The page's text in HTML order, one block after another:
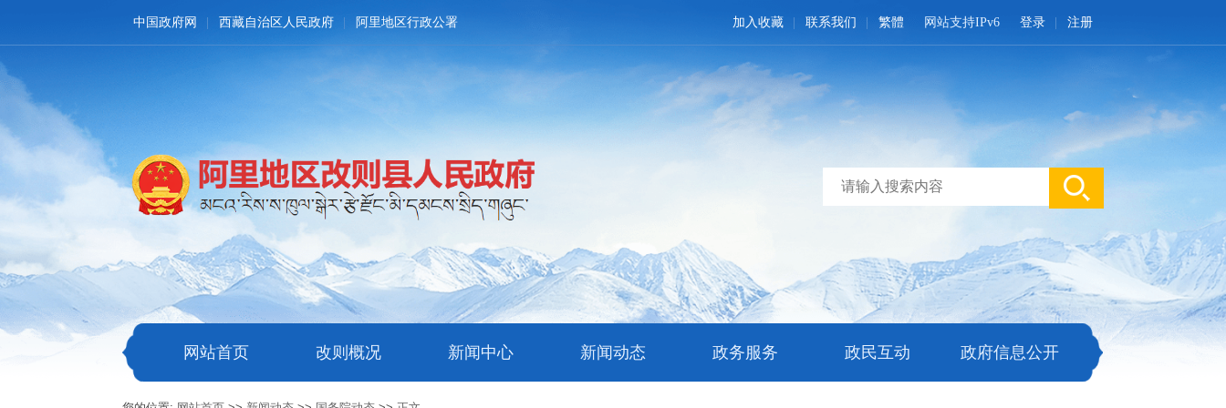
中国政府网 西藏自治区人民政府 阿里地区行政公署 登录 注册
网站支持IPv6
加入收藏 联系我们 繁體
网站首页 改则概况 新闻中心 新闻动态 政务服务 政民互动 政府信息公开